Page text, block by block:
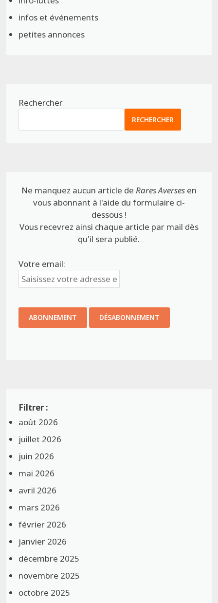
infos et événements
petites annonces
Rechercher
RECHERCHER
Ne manquez aucun article de Rares Aversesen
vous abonnant à l'aide du formulaire ci-
dessous !
Vous recevrez ainsi chaque article par mail dès
qu'il sera publié.
Votre email:
août 2026
juillet 2026
juin 2026
mai 2026
avril 2026
mars 2026
février 2026
janvier 2026
décembre 2025
novembre 2025
octobre 2025